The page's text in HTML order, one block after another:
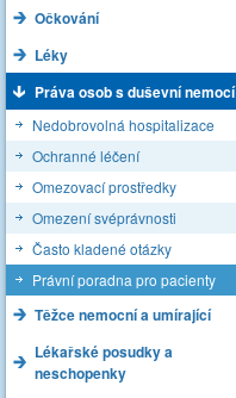
Očkování
Léky
Práva osob s duševní nemocí
Nedobrovolná hospitalizace
Ochranné léčení
Omezovací prostředky
Omezení svéprávnosti
Často kladené otázky
Právní poradna pro pacienty
Těžce nemocní a umírající
Lékařské posudky a
neschopenky